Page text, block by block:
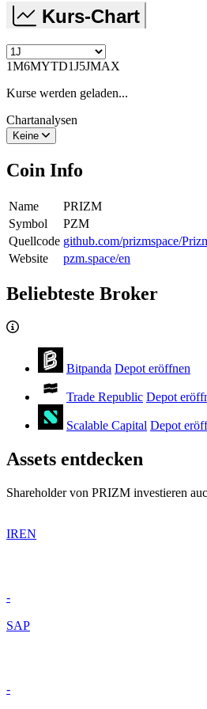
Kurs-Chart
1M6MYTD1J5JMAX
Kurse werden geladen...
Chartanalysen
Keine
Coin Info
Name
PRIZM
Symbol
PZM
Quellcode github.com/prizmspace/
Website
pzm.space/en
Beliebteste Broker
Bitpanda Depot eröffnen
Trade Republic Depot
Scalable Capital Depot
Assets entdecken
Shareholder von PRIZM investieren
IREN
-
SAP
-